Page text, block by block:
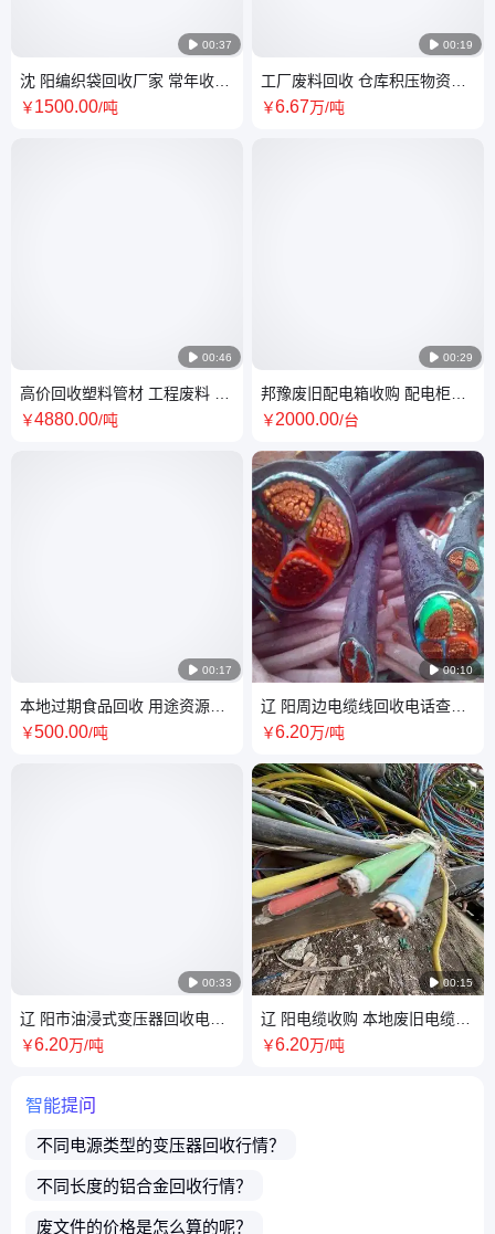
 00:37
沈 阳编织袋回收厂家 常年收新
旧吨袋 各种塑料袋子收购
￥1500.00/吨
 00:46
高价回收塑料管材 工程废料 专
业团队分拣处理，免费提供清
￥4880.00/吨
 00:17
本地过期食品回收 用途资源再
利用 支持上门 方便快捷
￥500.00/吨
 00:33
辽 阳市油浸式变压器回收电话
号码 干式箱变收购拆除厂家
￥6.20万/吨
 00:19
工厂废料回收 仓库积压物资清
场收购 电子产品 自动化设备全
￥6.67万/吨
 00:29
邦豫废旧配电箱收购 配电柜拆
除运输回收再利用服务 高价评
￥2000.00/台
 00:10
辽 阳周边电缆线回收电话查看
高低压电缆收购大量高价
￥6.20万/吨
 00:15
辽 阳电缆收购 本地废旧电缆线
回收商家 实力大厂 即时估价
￥6.20万/吨
智能提问
不同电源类型的变压器回收行情？
不同长度的铝合金回收行情？
废文件的价格是怎么算的呢？